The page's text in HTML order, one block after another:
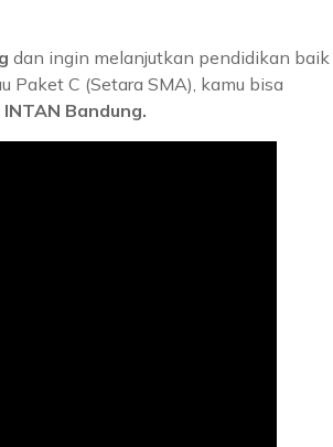
dan ingin melanjutkan pendidikan baik
Paket C (Setara SMA), kamu bisa
INTAN Bandung.